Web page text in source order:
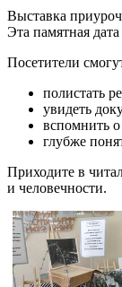
Выставка
Эта памятная
Посетители
полистать
увидеть
вспомнить
глубже
Приходите в
и человечности.